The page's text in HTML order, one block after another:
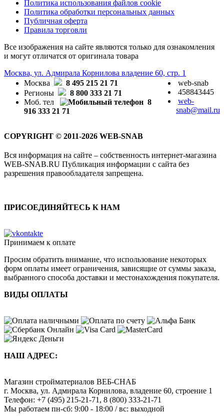
Политика использования файлов cookie
Политика обработки персональных данных
Публичная оферта
Правила торговли
Все изображения на сайте являются только для ознакомления
и могут отличатся от оригинала товара
Москва, ул. Адмирала Корнилова владение 60, стр. 1
Москва
8 495 215 21 71
Регионы
8 800 333 21 71
Моб. тел
8
916 333 21 71
web-snab
458843445
web-
snab@mail.ru
COPYRIGHT © 2011-2026 WEB-SNAB
Вся информация на сайте – собственность интернет-магазина
WEB-SNAB.RU Публикация информации с сайта без
разрешения правообладателя запрещена.
ПРИСОЕДИНЯЙТЕСЬ К НАМ
Принимаем к оплате
Просим обратить внимание, что использование некоторых
форм оплаты имеет ограничения, зависящие от суммы заказа,
выбранного способа доставки и местонахождения покупателя.
ВИДЫ ОПЛАТЫ
НАШ АДРЕС:
Магазин стройматериалов ВЕБ-СНАБ
г. Москва, ул. Адмирала Корнилова, владение 60, строение 1
Телефон: +7 (495) 215-21-71 , 8 (800) 333-21-71
Мы работаем пн-сб: 9:00 - 18:00 / вс: выходной